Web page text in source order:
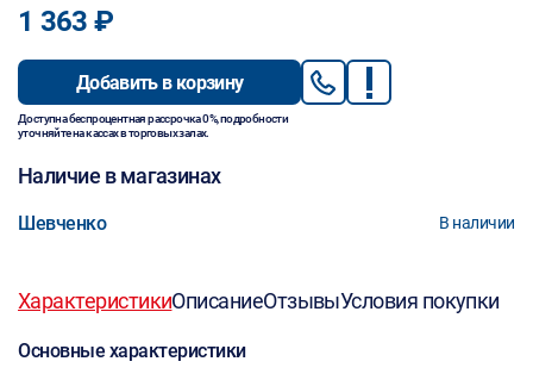
1 363 ₽
Добавить в корзину
Доступна беспроцентная рассрочка 0%, подробности
уточняйте на кассах в торговых залах.
Наличие в магазинах
Шевченко В наличии
ХарактеристикиОписаниеОтзывыУсловия покупки
Основные характеристики